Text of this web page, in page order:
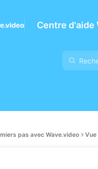
Centre d'aide
pas avec Wave.video Vue